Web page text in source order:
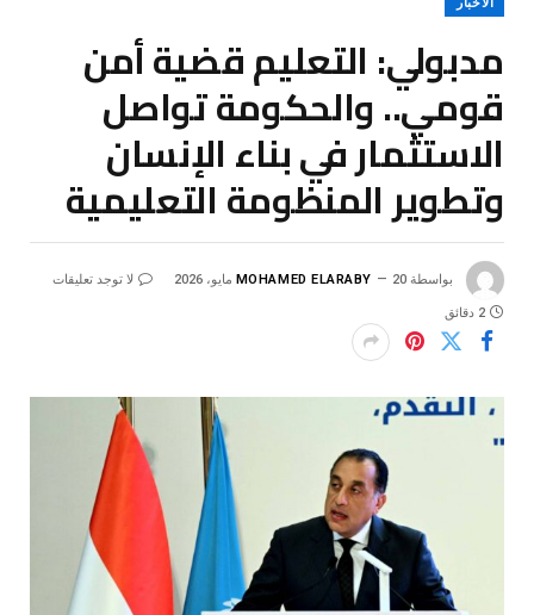
مدبولي: التعليم قضية أمن
قومي.. والحكومة تواصل
الاستثمار في بناء الإنسان
وتطوير المنظومة التعليمية
بواسطة MOHAMED ELARABY 20 مايو، 2026 لا توجد تعليقات
2 دقائق